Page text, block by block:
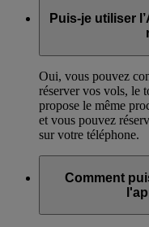
Puis-je utiliser
Oui, vous pouvez
réserver vos vols, le
propose le même
et vous pouvez
sur votre téléphone.
Comment